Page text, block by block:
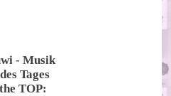
- Musik
Tages
TOP: